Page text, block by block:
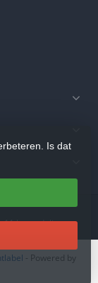
11 beoordelingen
Is dat
- Powered by